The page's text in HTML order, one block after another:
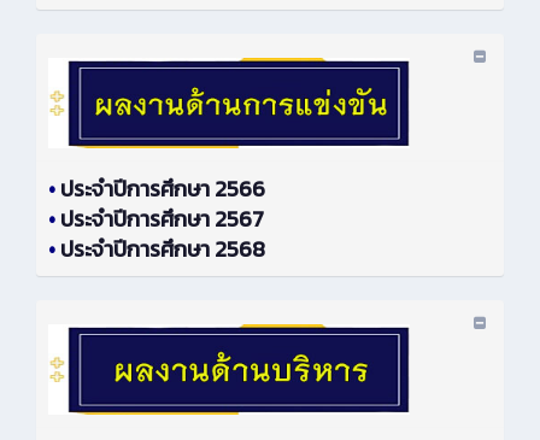
•ประจำปีการศึกษา 2566
•ประจำปีการศึกษา 2567
•ประจำปีการศึกษา 2568